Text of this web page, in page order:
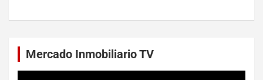
Mercado Inmobiliario TV